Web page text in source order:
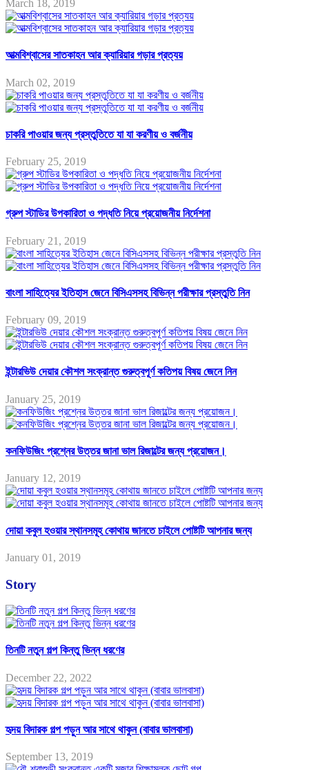
March 18, 2019
আত্মবিশ্বাসের সাতকাহন আর ক্যারিয়ার গড়ার প্রত্যয়
March 02, 2019
চাকরি পাওয়ার জন্য প্রস্তুতিতে যা যা করণীয় ও বর্জনীয়
February 25, 2019
গ্রুপ স্টাডির উপকারিতা ও পদ্ধতি নিয়ে প্রয়োজনীয় নির্দেশনা
February 21, 2019
বাংলা সাহিত্যের ইতিহাস জেনে বিসিএসসহ বিভিন্ন পরীক্ষার প্রস্তুতি নিন
February 09, 2019
ইন্টারভিউ দেয়ার কৌশল সংক্রান্ত গুরুত্বপূর্ণ কতিপয় বিষয় জেনে নিন
January 25, 2019
কনফিউজিং প্রশ্নের উত্তর জানা ভাল রিজাল্টের জন্য প্রয়োজন।
January 12, 2019
দোয়া কবুল হওয়ার স্থানসমূহ কোথায় জানতে চাইলে পোষ্টটি আপনার জন্য
January 01, 2019
Story
তিনটি নতুন গল্প কিন্তু ভিন্ন ধরণের
December 22, 2022
হৃদয় বিদারক গল্প পড়ুন আর সাথে থাকুন (বাবার ভালবাসা)
September 13, 2019